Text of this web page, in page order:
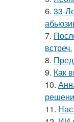
6. 33-
7.
встреч.
8.
9. Как
10.
11.